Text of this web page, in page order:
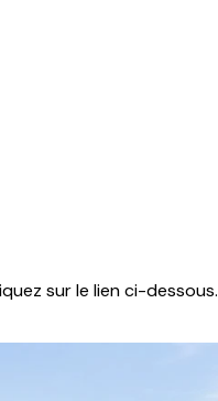
sur le lien ci-dessous.